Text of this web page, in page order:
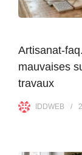
Artisanat-
mauvaises
travaux
IDDWEB